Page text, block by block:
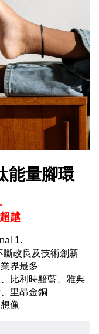
能量腳環
越
1.
斷改良及技術創新
界最多
比利時黯藍、雅典
里昂金銅
像